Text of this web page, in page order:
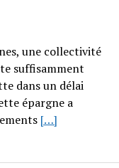
une collectivité
suffisamment
dans un délai
épargne a
[…]